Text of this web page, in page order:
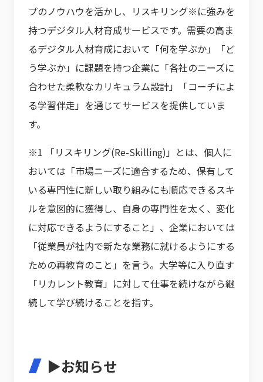
プのノウハウを活かし、リスキリング※に強みを
持つデジタル人材育成サービスです。需要の高ま
るデジタル人材育成において「何を学ぶか」「ど
う学ぶか」に課題を持つ企業に「各社のニーズに
合わせた柔軟なカリキュラム設計」「コーチによ
る学習伴走」を通じてサービスを提供していま
す。
※1 「リスキリング(Re-Skilling)」とは、個人に
おいては「市場ニーズに適合するため、保有して
いる専門性に新しい取り組みにも順応できるスキ
ルを意図的に獲得し、自身の専門性を太く、変化
に対応できるようにすること」、企業においては
「従業員が社内で新たな業務に就けるようにする
ための再教育のこと」を言う。大学等に入り直す
「リカレント教育」に対して仕事を続けながら継
続して学び続けることを指す。
▶お知らせ